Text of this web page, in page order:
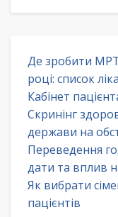
Де зробити
році: список
Кабінет
Скринінг
держави на
Переведення
дати та вплив
Як вибрати
пацієнтів